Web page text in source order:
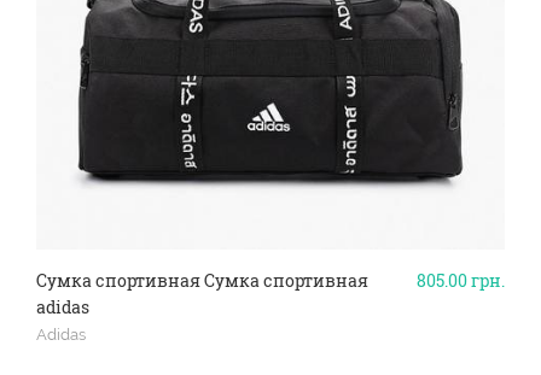
805.00грн.
Сумка спортивная Сумка спортивная
adidas
Adidas